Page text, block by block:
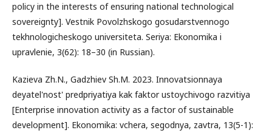
policy in the interests of ensuring national technological
sovereignty]. Vestnik Povolzhskogo gosudarstvennogo
tekhnologicheskogo universiteta. Seriya: Ekonomika i
upravlenie, 3(62): 18–30 (in Russian).
Kazieva Zh.N., Gadzhiev Sh.M. 2023. Innovatsionnaya
deyatel'nost' predpriyatiya kak faktor ustoychivogo razvitiya
[Enterprise innovation activity as a factor of sustainable
development]. Ekonomika: vchera, segodnya, zavtra, 13(5-1):